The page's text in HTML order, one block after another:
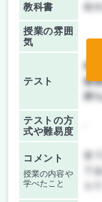
教科書 教
授業の雰囲
気
テスト
前
後
持
テストの方
式や難易度
コメント
授業の内容や
学べたこと
量
子